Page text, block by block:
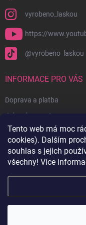
Tento web má moc
cookies). Dalším
souhlas s jejich
všechny! Více
vyrobeno_laskou
https://
@vyrobeno_laskou
INFORMACE PRO VÁS
Doprava a platba
Jak nakupovat
Obchodní podmínky +
Ochrana osobních údajů
Kontakty